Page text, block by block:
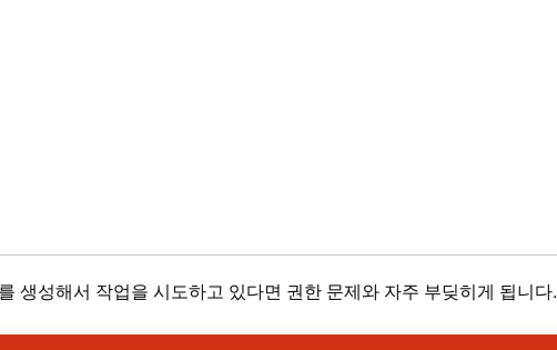
생성해서 작업을 시도하고 있다면 권한 문제와 자주 부딪히게 됩니다.